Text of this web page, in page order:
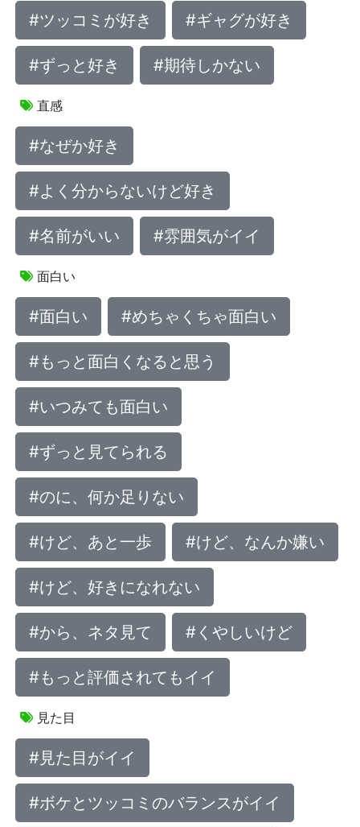
#ツッコミが好き #ギャグが好き
#ずっと好き #期待しかない
直感
#なぜか好き
#よく分からないけど好き
#名前がいい #雰囲気がイイ
面白い
#面白い #めちゃくちゃ面白い
#もっと面白くなると思う
#いつみても面白い
#ずっと見てられる
#のに、何か足りない
#けど、あと一歩 #けど、なんか嫌い
#けど、好きになれない
#から、ネタ見て #くやしいけど
#もっと評価されてもイイ
見た目
#見た目がイイ
#ボケとツッコミのバランスがイイ